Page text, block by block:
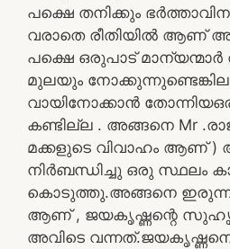
പക്ഷെ തനിക്കും
വരാതെ രീതിയിൽ ആണ്
പക്ഷെ ഒരുപാട് മാന്യന്മാർ
മുലയും
വായിനോക്കാൻ
കണ്ടില്ല . അങ്ങനെ Mr
മക്കളുടെ വിവാഹം ആണ് )
നിർബന്ധിച്ചു ഒരു സ്ഥലം
കൊടുത്തു.അങ്ങനെ ഇരുന്നു
ആണ് , ജയകൃഷ്ണന്റെ
അവിടെ